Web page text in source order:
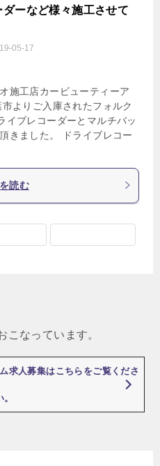
ーなど様々施工させて
05-17
施工店カービューティーア
よりご入庫されたフォルク
イブレコーダーとマルチバッ
きました。 ドライブレコー
読む
こなっています。
求人募集はこちらをご覧くださ
。